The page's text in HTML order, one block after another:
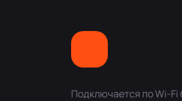
Подключается по Wi-Fi